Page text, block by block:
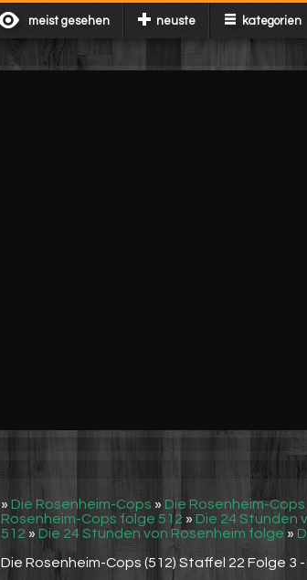
meist gesehen neuste kategorien
» Die Rosenheim-Cops » Die Rosenheim-Cops
Rosenheim-Cops folge 512 » Die 24 Stunden
512 » Die 24 Stunden von Rosenheim folge »
Die Rosenheim-Cops (512) Staffel 22 Folge 3